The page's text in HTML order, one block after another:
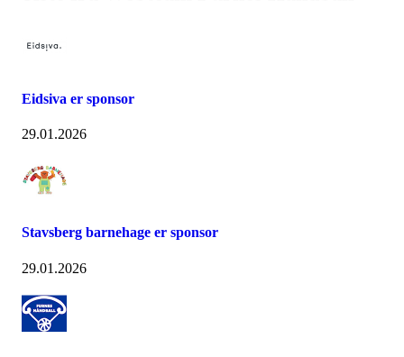
Eidsiva er sponsor
29.01.2026
Stavsberg barnehage er sponsor
29.01.2026